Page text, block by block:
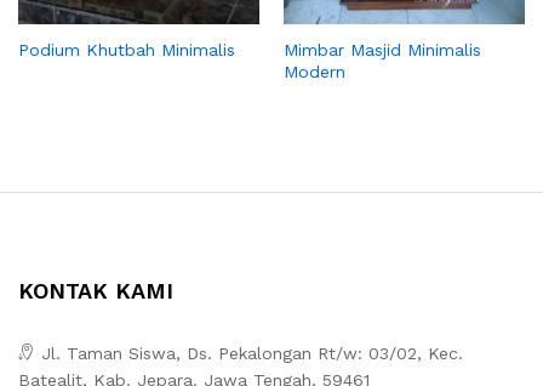
Podium Khutbah Minimalis
Mimbar Masjid Minimalis
Modern
KONTAK KAMI
Jl. Taman Siswa, Ds. Pekalongan Rt/w: 03/02, Kec.
Batealit, Kab. Jepara. Jawa Tengah, 59461